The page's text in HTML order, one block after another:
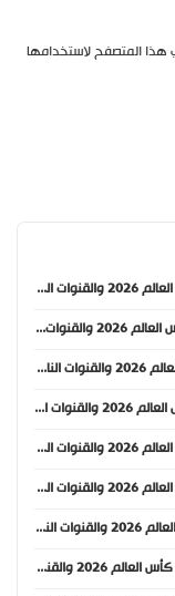
هذا المتصفح لاستخدامها
موعد مباراة إنجلترا وكرواتيا في كأس العالم 2026 والقنوات الناقلة
موعد مباراة البرتغال والكونغو في كأس العالم 2026 والقنوات الناقلة
موعد مباراة النمسا والأردن في كأس العالم 2026 والقنوات الناقلة
موعد مباراة الأرجنتين والجزائر في كأس العالم 2026 والقنوات الناقلة
موعد مباراة العراق والنرويج في كأس العالم 2026 والقنوات الناقلة
موعد مباراة فرنسا والسنغال في كأس العالم 2026 والقنوات الناقلة
موعد مباراة إيران ونيوزيلندا في كأس العالم 2026 والقنوات الناقلة
موعد مباراة السعودية وأوروغواي في كأس العالم 2026 والقنوات الناقلة